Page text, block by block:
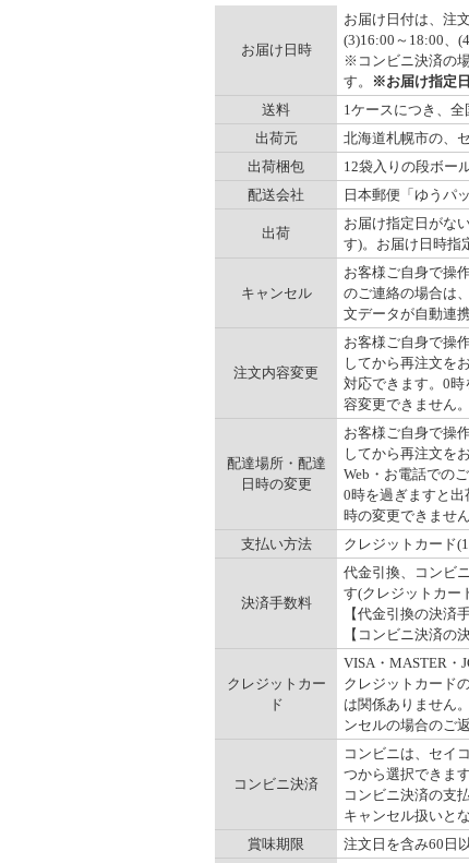
お届け日時
お届け日付は、注
(3)16:00～18:00、
※コンビニ決済の
す。
※お届け指定
送料
1ケースにつき、全
出荷元
北海道札幌市の、
出荷梱包
12袋入りの段ボー
配送会社
日本郵便「ゆうパ
出荷
お届け指定日がな
す)。お届け日時指
キャンセル
お客様ご自身で操
のご連絡の場合は
文データが自動連
注文内容変更
お客様ご自身で操
してから再注文を
対応できます。0
容変更できません。
配達場所・配達
日時の変更
お客様ご自身で操
してから再注文を
Web・お電話での
0時を過ぎますと
時の変更できません
支払い方法
クレジットカード
決済手数料
代金引換、コンビ
す(クレジットカー
【代金引換の決済
【コンビニ決済の
クレジットカー
ド
VISA・MASTER・
クレジットカード
は関係ありません
ンセルの場合のご
コンビニ決済
コンビニは、セイ
つから選択できま
コンビニ決済の支
キャンセル扱いと
賞味期限
注文日を含み60日